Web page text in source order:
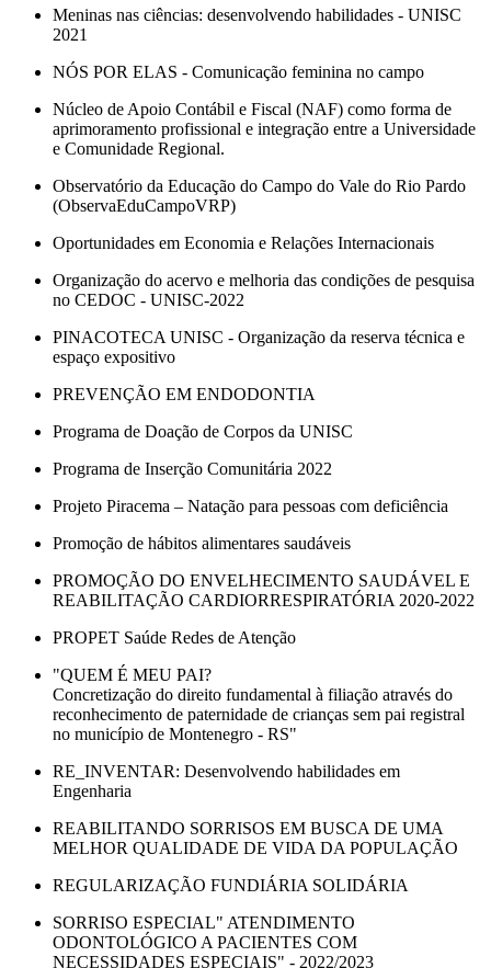
Meninas nas ciências: desenvolvendo habilidades - UNISC
2021
NÓS POR ELAS - Comunicação feminina no campo
Núcleo de Apoio Contábil e Fiscal (NAF) como forma de
aprimoramento profissional e integração entre a Universidade
e Comunidade Regional.
Observatório da Educação do Campo do Vale do Rio Pardo
(ObservaEduCampoVRP)
Oportunidades em Economia e Relações Internacionais
Organização do acervo e melhoria das condições de pesquisa
no CEDOC - UNISC-2022
PINACOTECA UNISC - Organização da reserva técnica e
espaço expositivo
PREVENÇÃO EM ENDODONTIA
Programa de Doação de Corpos da UNISC
Programa de Inserção Comunitária 2022
Projeto Piracema – Natação para pessoas com deficiência
Promoção de hábitos alimentares saudáveis
PROMOÇÃO DO ENVELHECIMENTO SAUDÁVEL E
REABILITAÇÃO CARDIORRESPIRATÓRIA 2020-2022
PROPET Saúde Redes de Atenção
"QUEM É MEU PAI?
Concretização do direito fundamental à filiação através do
reconhecimento de paternidade de crianças sem pai registral
no município de Montenegro - RS"
RE_INVENTAR: Desenvolvendo habilidades em
Engenharia
REABILITANDO SORRISOS EM BUSCA DE UMA
MELHOR QUALIDADE DE VIDA DA POPULAÇÃO
REGULARIZAÇÃO FUNDIÁRIA SOLIDÁRIA
SORRISO ESPECIAL" ATENDIMENTO
ODONTOLÓGICO A PACIENTES COM
NECESSIDADES ESPECIAIS" - 2022/2023